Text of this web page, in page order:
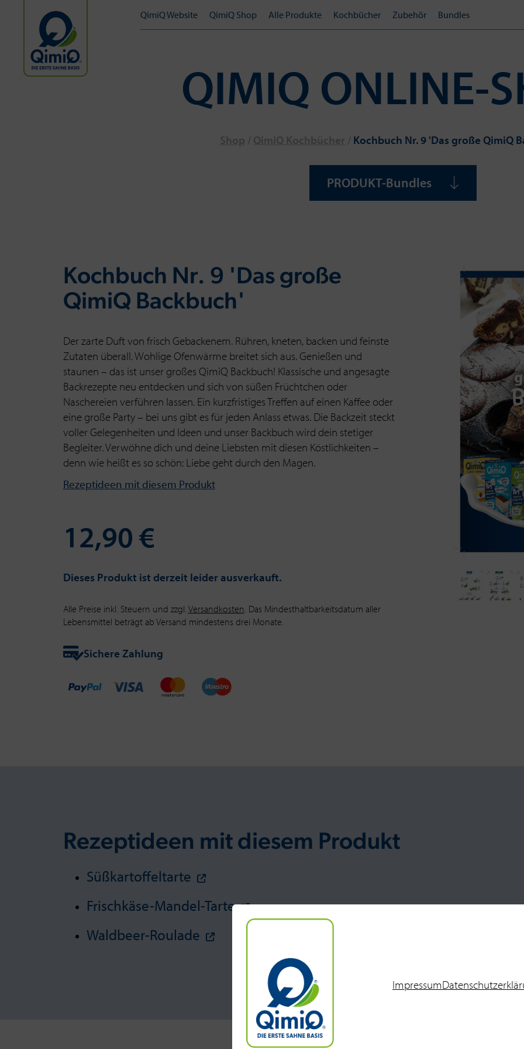
QimiQ Website QimiQ Shop Alle Produkte Kochbücher Zubehör Bundles
QIMIQ ONLINE-
Kochbuch Nr. 9 'Das große QimiQ
PRODUKT-Bundles
Kochbuch Nr. 9 'Das große
QimiQ Backbuch'
Der zarte Duft von frisch Gebackenem. Rühren, kneten, backen und feinste
Zutaten überall. Wohlige Ofenwärme breitet sich aus. Genießen und
staunen – das ist unser großes QimiQ Backbuch! Klassische und angesagte
Backrezepte neu entdecken und sich von süßen Früchtchen oder
Naschereien verführen lassen. Ein kurzfristiges Treffen auf einen Kaffee oder
eine große Party – bei uns gibt es für jeden Anlass etwas. Die Backzeit steckt
voller Gelegenheiten und Ideen und unser Backbuch wird dein stetiger
Begleiter. Verwöhne dich und deine Liebsten mit diesen Köstlichkeiten –
denn wie heißt es so schön: Liebe geht durch den Magen.
Rezeptideen mit diesem Produkt
12,90 €
Dieses Produkt ist derzeit leider ausverkauft.
Alle Preise inkl. Steuern und zzgl. Versandkosten. Das Mindesthaltbarkeitsdatum aller
Lebensmittel beträgt ab Versand mindestens drei Monate.
Sichere Zahlung
Rezeptideen mit diesem Produkt
Süßkartoffeltarte
Frischkäse-Mandel-Tarte
Waldbeer-Roulade
Impressum